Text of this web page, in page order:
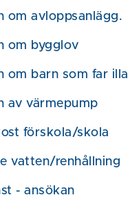
om avloppsanlägg.
om bygglov
om barn som far illa
av värmepump
förskola/skola
vatten/renhållning
- ansökan